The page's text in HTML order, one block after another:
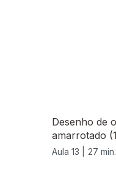
Desenho de
amarrotado
Aula 13 | 27